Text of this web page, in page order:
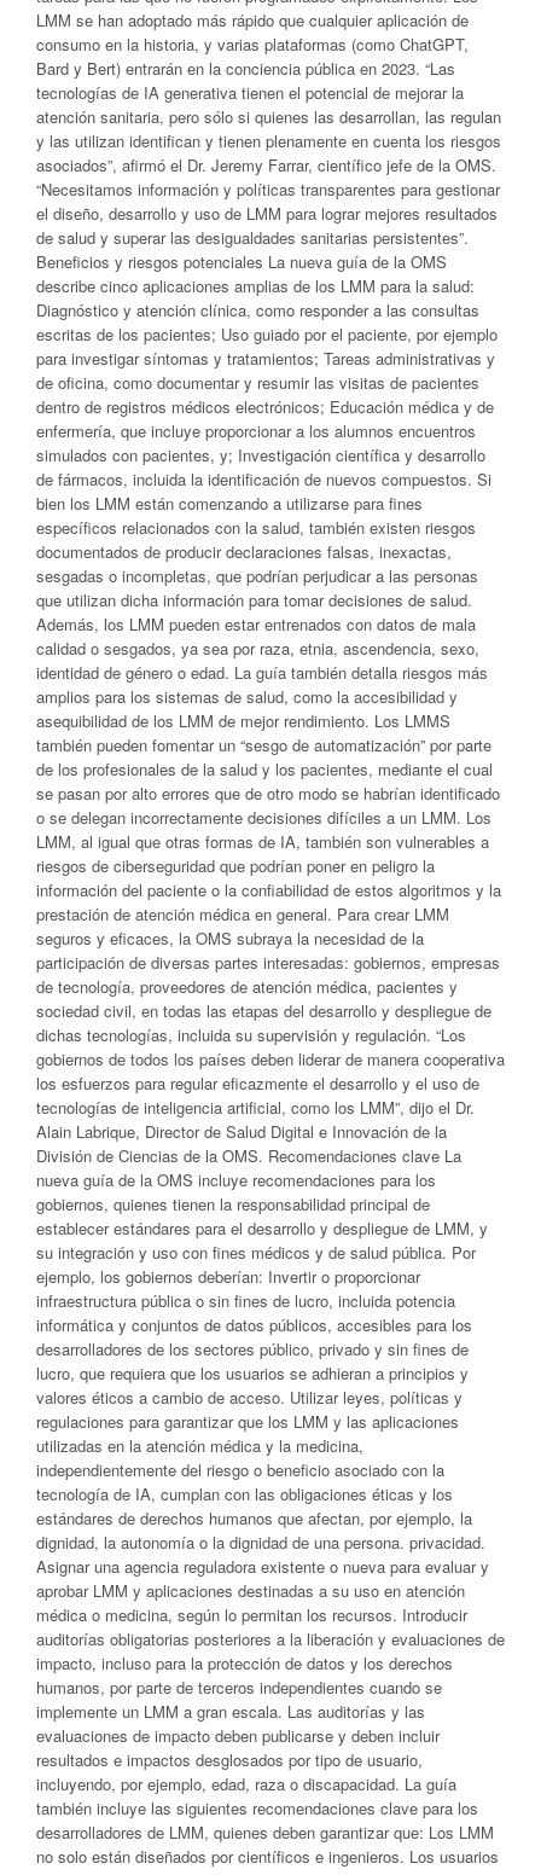
LMM se han adoptado más rápido que cualquier aplicación de
consumo en la historia, y varias plataformas (como ChatGPT,
Bard y Bert) entrarán en la conciencia pública en 2023. “Las
tecnologías de IA generativa tienen el potencial de mejorar la
atención sanitaria, pero sólo si quienes las desarrollan, las regulan
y las utilizan identifican y tienen plenamente en cuenta los riesgos
asociados”, afirmó el Dr. Jeremy Farrar, científico jefe de la OMS.
“Necesitamos información y políticas transparentes para gestionar
el diseño, desarrollo y uso de LMM para lograr mejores resultados
de salud y superar las desigualdades sanitarias persistentes”.
Beneficios y riesgos potenciales La nueva guía de la OMS
describe cinco aplicaciones amplias de los LMM para la salud:
Diagnóstico y atención clínica, como responder a las consultas
escritas de los pacientes; Uso guiado por el paciente, por ejemplo
para investigar síntomas y tratamientos; Tareas administrativas y
de oficina, como documentar y resumir las visitas de pacientes
dentro de registros médicos electrónicos; Educación médica y de
enfermería, que incluye proporcionar a los alumnos encuentros
simulados con pacientes, y; Investigación científica y desarrollo
de fármacos, incluida la identificación de nuevos compuestos. Si
bien los LMM están comenzando a utilizarse para fines
específicos relacionados con la salud, también existen riesgos
documentados de producir declaraciones falsas, inexactas,
sesgadas o incompletas, que podrían perjudicar a las personas
que utilizan dicha información para tomar decisiones de salud.
Además, los LMM pueden estar entrenados con datos de mala
calidad o sesgados, ya sea por raza, etnia, ascendencia, sexo,
identidad de género o edad. La guía también detalla riesgos más
amplios para los sistemas de salud, como la accesibilidad y
asequibilidad de los LMM de mejor rendimiento. Los LMMS
también pueden fomentar un “sesgo de automatización” por parte
de los profesionales de la salud y los pacientes, mediante el cual
se pasan por alto errores que de otro modo se habrían identificado
o se delegan incorrectamente decisiones difíciles a un LMM. Los
LMM, al igual que otras formas de IA, también son vulnerables a
riesgos de ciberseguridad que podrían poner en peligro la
información del paciente o la confiabilidad de estos algoritmos y la
prestación de atención médica en general. Para crear LMM
seguros y eficaces, la OMS subraya la necesidad de la
participación de diversas partes interesadas: gobiernos, empresas
de tecnología, proveedores de atención médica, pacientes y
sociedad civil, en todas las etapas del desarrollo y despliegue de
dichas tecnologías, incluida su supervisión y regulación. “Los
gobiernos de todos los países deben liderar de manera cooperativa
los esfuerzos para regular eficazmente el desarrollo y el uso de
tecnologías de inteligencia artificial, como los LMM”, dijo el Dr.
Alain Labrique, Director de Salud Digital e Innovación de la
División de Ciencias de la OMS. Recomendaciones clave La
nueva guía de la OMS incluye recomendaciones para los
gobiernos, quienes tienen la responsabilidad principal de
establecer estándares para el desarrollo y despliegue de LMM, y
su integración y uso con fines médicos y de salud pública. Por
ejemplo, los gobiernos deberían: Invertir o proporcionar
infraestructura pública o sin fines de lucro, incluida potencia
informática y conjuntos de datos públicos, accesibles para los
desarrolladores de los sectores público, privado y sin fines de
lucro, que requiera que los usuarios se adhieran a principios y
valores éticos a cambio de acceso. Utilizar leyes, políticas y
regulaciones para garantizar que los LMM y las aplicaciones
utilizadas en la atención médica y la medicina,
independientemente del riesgo o beneficio asociado con la
tecnología de IA, cumplan con las obligaciones éticas y los
estándares de derechos humanos que afectan, por ejemplo, la
dignidad, la autonomía o la dignidad de una persona. privacidad.
Asignar una agencia reguladora existente o nueva para evaluar y
aprobar LMM y aplicaciones destinadas a su uso en atención
médica o medicina, según lo permitan los recursos. Introducir
auditorías obligatorias posteriores a la liberación y evaluaciones de
impacto, incluso para la protección de datos y los derechos
humanos, por parte de terceros independientes cuando se
implemente un LMM a gran escala. Las auditorías y las
evaluaciones de impacto deben publicarse y deben incluir
resultados e impactos desglosados ​​por tipo de usuario,
incluyendo, por ejemplo, edad, raza o discapacidad. La guía
también incluye las siguientes recomendaciones clave para los
desarrolladores de LMM, quienes deben garantizar que: Los LMM
no solo están diseñados por científicos e ingenieros. Los usuarios